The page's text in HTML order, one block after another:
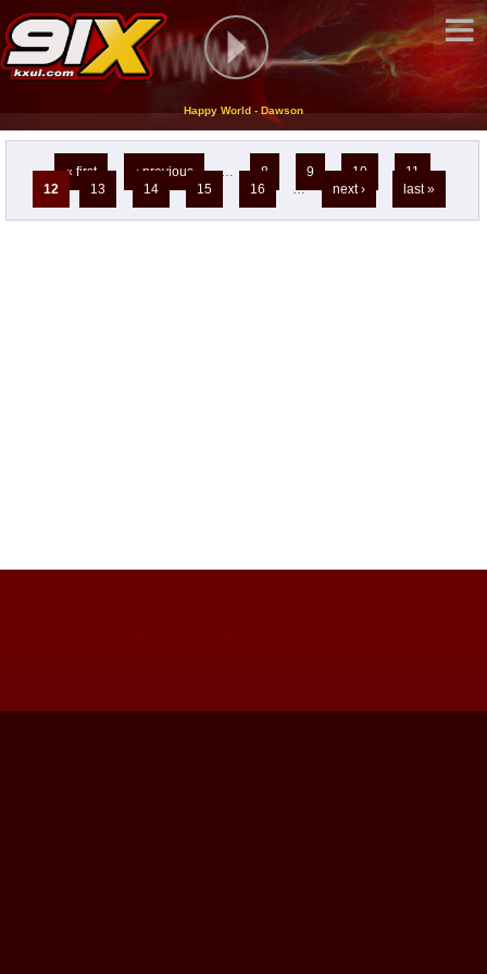
Happy World - Dawson
Pages
« first ‹ previous … 8 9 10
11
12
13 14 15 16 … next › last »